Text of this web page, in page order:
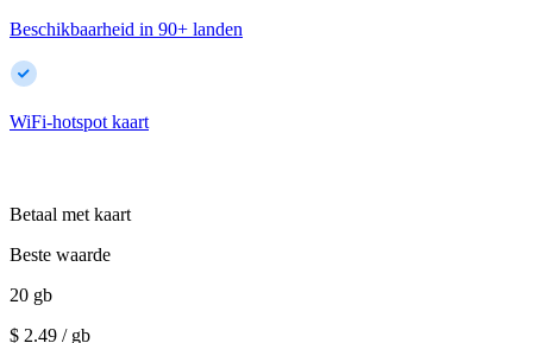
Beschikbaarheid in 90+ landen
WiFi-hotspot kaart
Betaal met kaart
Beste waarde
20 gb
$ 2.49 / gb